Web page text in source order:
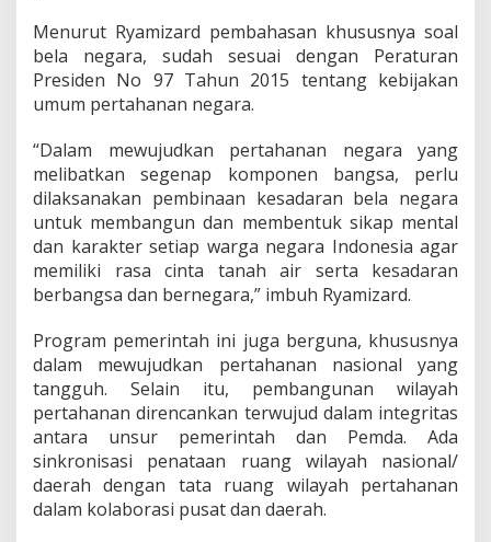
Menurut Ryamizard pembahasan khususnya soal
bela negara, sudah sesuai dengan Peraturan
Presiden No 97 Tahun 2015 tentang kebijakan
umum pertahanan negara.
“Dalam mewujudkan pertahanan negara yang
melibatkan segenap komponen bangsa, perlu
dilaksanakan pembinaan kesadaran bela negara
untuk membangun dan membentuk sikap mental
dan karakter setiap warga negara Indonesia agar
memiliki rasa cinta tanah air serta kesadaran
berbangsa dan bernegara,” imbuh Ryamizard.
Program pemerintah ini juga berguna, khususnya
dalam mewujudkan pertahanan nasional yang
tangguh. Selain itu, pembangunan wilayah
pertahanan direncankan terwujud dalam integritas
antara unsur pemerintah dan Pemda. Ada
sinkronisasi penataan ruang wilayah nasional/
daerah dengan tata ruang wilayah pertahanan
dalam kolaborasi pusat dan daerah.